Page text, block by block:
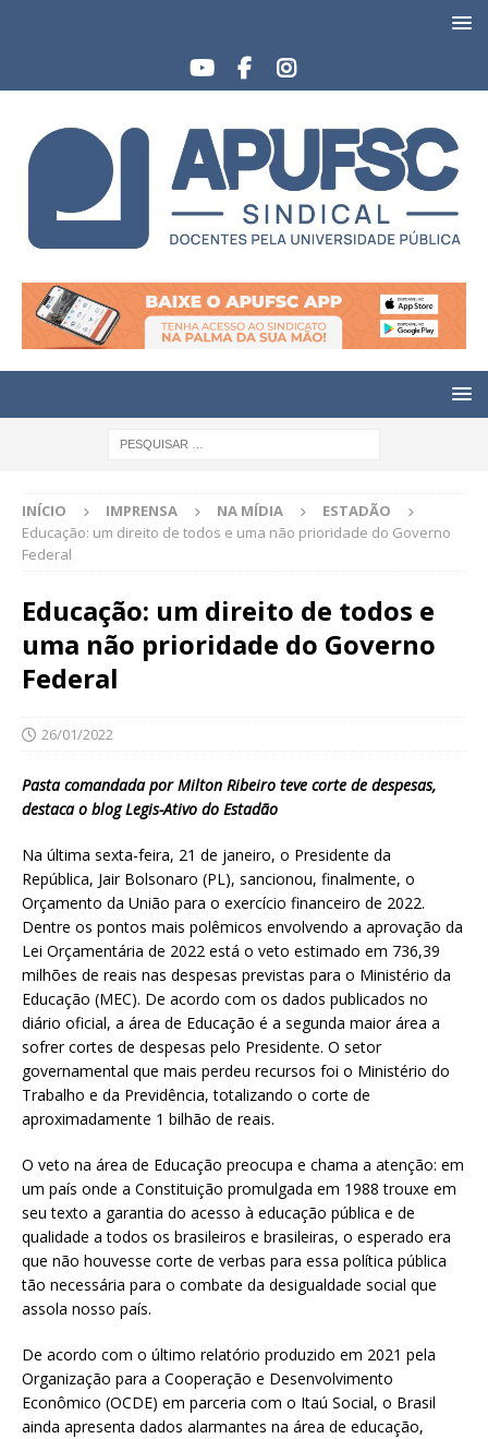
INÍCIO IMPRENSA NA MÍDIA
ESTADÃO
Educação: um direito de todos e uma não prioridade do Governo
Federal
Educação: um direito de todos e
uma não prioridade do Governo
Federal
26/01/2022
Pasta comandada por Milton Ribeiro teve corte de despesas,
destaca o blog Legis-Ativo do Estadão
Na última sexta-feira, 21 de janeiro, o Presidente da
República, Jair Bolsonaro (PL), sancionou, finalmente, o
Orçamento da União para o exercício financeiro de 2022.
Dentre os pontos mais polêmicos envolvendo a aprovação da
Lei Orçamentária de 2022 está o veto estimado em 736,39
milhões de reais nas despesas previstas para o Ministério da
Educação (MEC). De acordo com os dados publicados no
diário oficial, a área de Educação é a segunda maior área a
sofrer cortes de despesas pelo Presidente. O setor
governamental que mais perdeu recursos foi o Ministério do
Trabalho e da Previdência, totalizando o corte de
aproximadamente 1 bilhão de reais.
O veto na área de Educação preocupa e chama a atenção: em
um país onde a Constituição promulgada em 1988 trouxe em
seu texto a garantia do acesso à educação pública e de
qualidade a todos os brasileiros e brasileiras, o esperado era
que não houvesse corte de verbas para essa política pública
tão necessária para o combate da desigualdade social que
assola nosso país.
De acordo com o último relatório produzido em 2021 pela
Organização para a Cooperação e Desenvolvimento
Econômico (OCDE) em parceria com o Itaú Social, o Brasil
ainda apresenta dados alarmantes na área de educação,